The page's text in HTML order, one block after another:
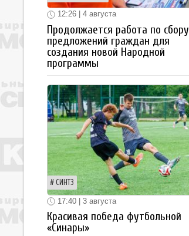
12:26 | 4 августа
Продолжается работа по сбору
предложений граждан для
создания новой Народной
программы
СИНТЗ
17:40 | 3 августа
Красивая победа футбольной
«Синары»